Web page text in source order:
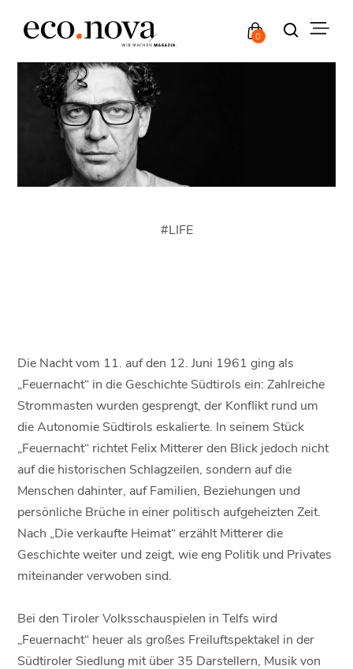
0
#LIFE
Die Nacht vom 11. auf den 12. Juni 1961 ging als
„Feuernacht“ in die Geschichte Südtirols ein: Zahlreiche
Strommasten wurden gesprengt, der Konflikt rund um
die Autonomie Südtirols eskalierte. In seinem Stück
„Feuernacht“ richtet Felix Mitterer den Blick jedoch nicht
auf die historischen Schlagzeilen, sondern auf die
Menschen dahinter, auf Familien, Beziehungen und
persönliche Brüche in einer politisch aufgeheizten Zeit.
Nach „Die verkaufte Heimat“ erzählt Mitterer die
Geschichte weiter und zeigt, wie eng Politik und Privates
miteinander verwoben sind.
Bei den Tiroler Volksschauspielen in Telfs wird
„Feuernacht“ heuer als großes Freiluftspektakel in der
Südtiroler Siedlung mit über 35 Darstellern, Musik von